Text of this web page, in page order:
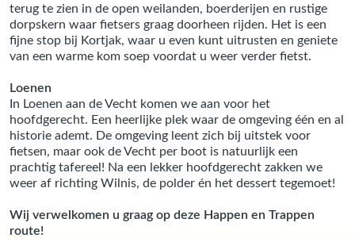
terug te zien in de open weilanden, boerderijen en rustige
dorpskern waar fietsers graag doorheen rijden. Het is een
fijne stop bij Kortjak, waar u even kunt uitrusten en geniete
van een warme kom soep voordat u weer verder fietst.
Loenen
In Loenen aan de Vecht komen we aan voor het
hoofdgerecht. Een heerlijke plek waar de omgeving één en al
historie ademt. De omgeving leent zich bij uitstek voor
fietsen, maar ook de Vecht per boot is natuurlijk een
prachtig tafereel! Na een lekker hoofdgerecht zakken we
weer af richting Wilnis, de polder én het dessert tegemoet!
Wij verwelkomen u graag op deze Happen en Trappen
route!